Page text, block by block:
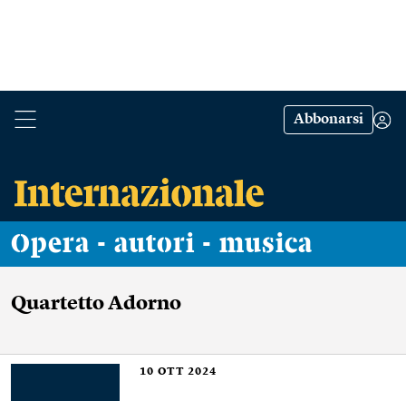
Abbonarsi
Opera - autori - musica
Quartetto Adorno
10 OTT 2024